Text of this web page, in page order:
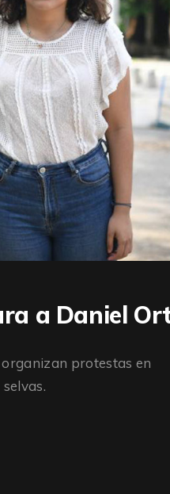
a Daniel
organizan protestas en